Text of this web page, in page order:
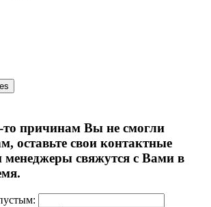
причинам Вы не смогли
оставьте свои контактные
свяжутся с Вами в